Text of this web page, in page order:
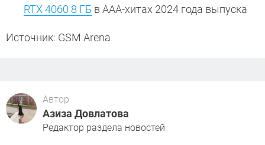
RTX 4060 8 ГБ в ААА-хитах 2024 года выпуска
Источник: GSM Arena
Автор
Азиза Довлатова
Редактор раздела новостей